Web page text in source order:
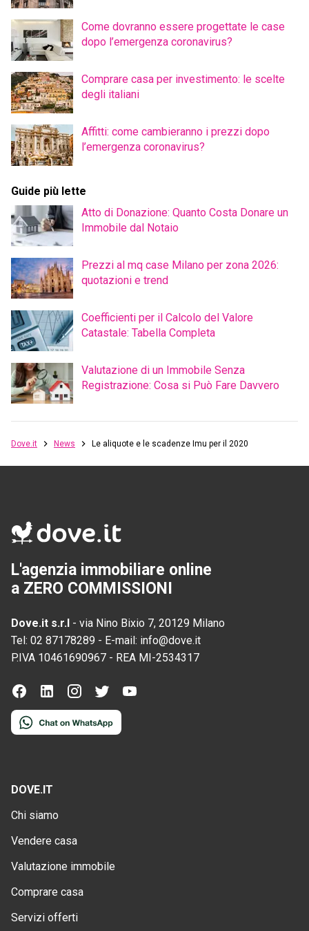
Come dovranno essere progettate le case
dopo l’emergenza coronavirus?
Comprare casa per investimento: le scelte
degli italiani
Affitti: come cambieranno i prezzi dopo
l’emergenza coronavirus?
Guide più lette
Atto di Donazione: Quanto Costa Donare un
Immobile dal Notaio
Prezzi al mq case Milano per zona 2026:
quotazioni e trend
Coefficienti per il Calcolo del Valore
Catastale: Tabella Completa
Valutazione di un Immobile Senza
Registrazione: Cosa si Può Fare Davvero
Dove.it News Le aliquote e le scadenze Imu per il 2020
L'agenzia immobiliare online
a ZERO COMMISSIONI
Dove.it s.r.l - via Nino Bixio 7, 20129 Milano
Tel: 02 87178289 - E-mail: info@dove.it
P.IVA 10461690967 - REA MI-2534317
DOVE.IT
Chi siamo
Vendere casa
Valutazione immobile
Comprare casa
Servizi offerti